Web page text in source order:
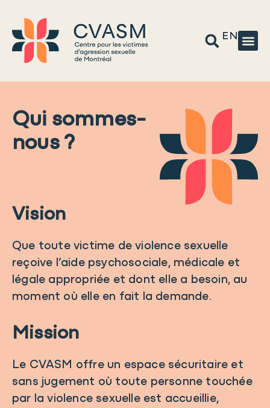
EN
Qui sommes-
nous ?
Vision
Que toute victime de violence sexuelle
reçoive l’aide psychosociale, médicale et
légale appropriée et dont elle a besoin, au
moment où elle en fait la demande.
Mission
Le CVASM offre un espace sécuritaire et
sans jugement où toute personne touchée
par la violence sexuelle est accueillie,